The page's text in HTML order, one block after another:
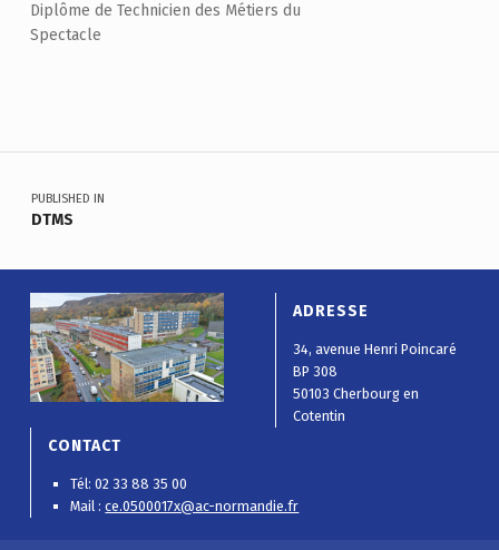
Diplôme de Technicien des Métiers du
Spectacle
Navigation de l’article
PUBLISHED IN
DTMS
ADRESSE
34, avenue Henri Poincaré
BP 308
50103 Cherbourg en
Cotentin
CONTACT
Tél: 02 33 88 35 00
Mail :ce.0500017x@ac-normandie.fr